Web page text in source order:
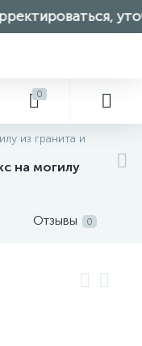
0
из гранита и
на могилу
Отзывы 0